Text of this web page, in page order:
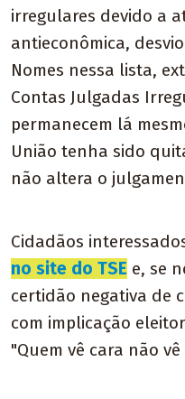
irregulares devido a
antieconômica,
Nomes nessa lista,
Contas Julgadas
permanecem lá
União tenha sido
não altera o
Cidadãos
no site do TSE e, se
certidão negativa de
com implicação
"Quem vê cara não